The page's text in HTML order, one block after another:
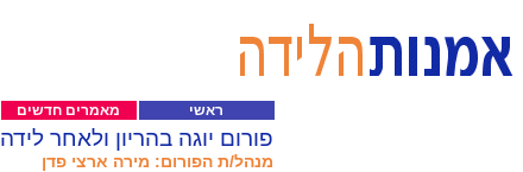
מאמרים חדשים ראשי
פורום יוגה בהריון ולאחר לידה
מנהל/ת הפורום: מירה ארצי פדן